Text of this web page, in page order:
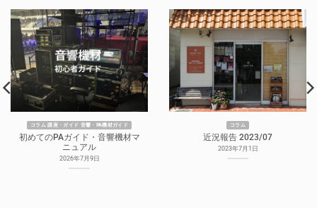
コラム 講座・ガイド 音響・PA機材ガイド
初めてのPAガイド・音響機材マ
ニュアル
2026年7月9日
コラム
近況報告 2023/07
2023年7月1日